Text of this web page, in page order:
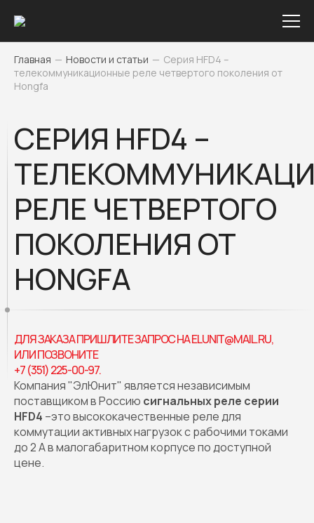
Главная — Новости и статьи — Серия HFD4 –
телекоммуникационные реле четвертого поколения от
Hongfa
СЕРИЯ HFD4 –
РЕЛЕ ЧЕТВЕРТОГО
ПОКОЛЕНИЯ ОТ
HONGFA
ДЛЯ ЗАКАЗА ПРИШЛИТЕ ЗАПРОС НА ELUNIT@MAIL.RU,
ИЛИ ПОЗВОНИТЕ
+7 (351) 225-00-97.
Компания "ЭлЮнит" является независимым
поставщиком в Россию сигнальных реле серии
HFD4 –это высококачественные реле для
коммутации активных нагрузок с рабочими токами
до 2 А в малогабаритном корпусе по доступной
цене.